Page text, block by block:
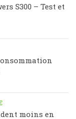
S300 – Test et
moins en